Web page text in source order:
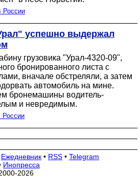
России
успешно выдержал
грузовика "Урал-4320-09",
бронированного листа с
вначале обстреляли, а затем
автомобиль на мине.
бронемашины водитель-
и невредимым.
России
Ежедневник • RSS • Telegram
Инопресса
2026